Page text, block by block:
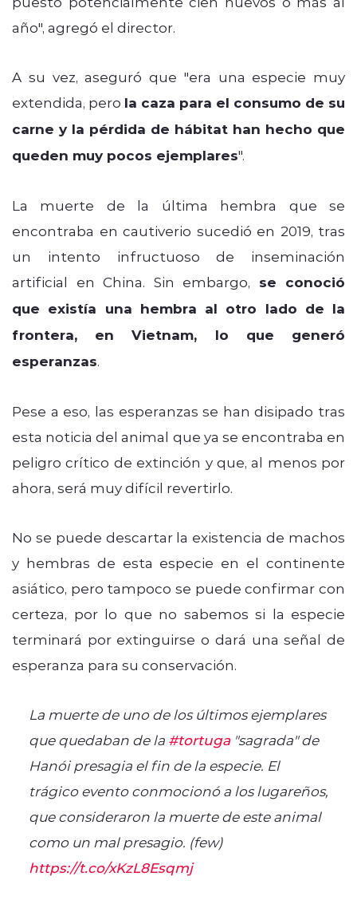
año", agregó el director.
A su vez, aseguró que "era una especie muy
extendida, pero la caza para el consumo de su
carne y la pérdida de hábitat han hecho que
queden muy pocos ejemplares".
La muerte de la última hembra que se
encontraba en cautiverio sucedió en 2019, tras
un intento infructuoso de inseminación
artificial en China. Sin embargo, se conoció
que existía una hembra al otro lado de la
frontera, en Vietnam, lo que generó
esperanzas.
Pese a eso, las esperanzas se han disipado tras
esta noticia del animal que ya se encontraba en
peligro crítico de extinción y que, al menos por
ahora, será muy difícil revertirlo.
No se puede descartar la existencia de machos
y hembras de esta especie en el continente
asiático, pero tampoco se puede confirmar con
certeza, por lo que no sabemos si la especie
terminará por extinguirse o dará una señal de
esperanza para su conservación.
La muerte de uno de los últimos ejemplares
que quedaban de la #tortuga"sagrada" de
Hanói presagia el fin de la especie. El
trágico evento conmocionó a los lugareños,
que consideraron la muerte de este animal
como un mal presagio. (few)
https://t.co/xKzL8Esqmj